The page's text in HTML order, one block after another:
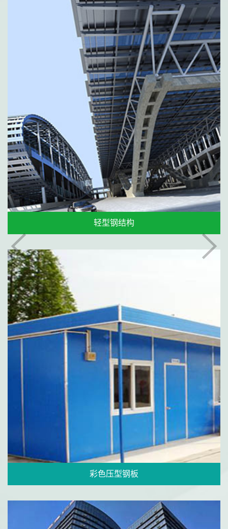
轻型钢结构
彩色压型钢板